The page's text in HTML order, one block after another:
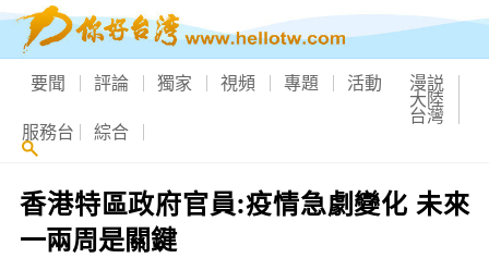
要聞 評論 獨家 視頻 專題 活動 漫説
大陸
台灣
服務台 綜合
香港特區政府官員:疫情急劇變化 未來
一兩周是關鍵